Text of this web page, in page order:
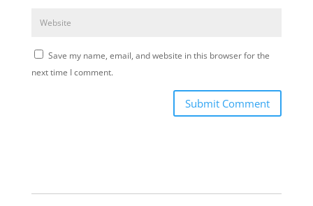
Save my name, email, and website in this browser for the
next time I comment.
Submit Comment